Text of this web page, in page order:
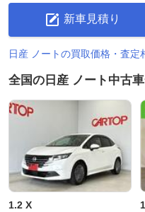
新車見積り
日産 ノートの買取価格・査定
全国の日産 ノート中古
1.2 X